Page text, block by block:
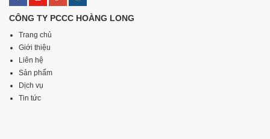
CÔNG TY PCCC HOÀNG LONG
Trang chủ
Giới thiệu
Liên hệ
Sản phẩm
Dịch vụ
Tin tức